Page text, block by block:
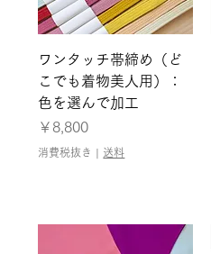
ワンタッチ帯締め（ど
こでも着物美人用）：
色を選んで加工
価格
￥8,800
消費税抜き | 送料